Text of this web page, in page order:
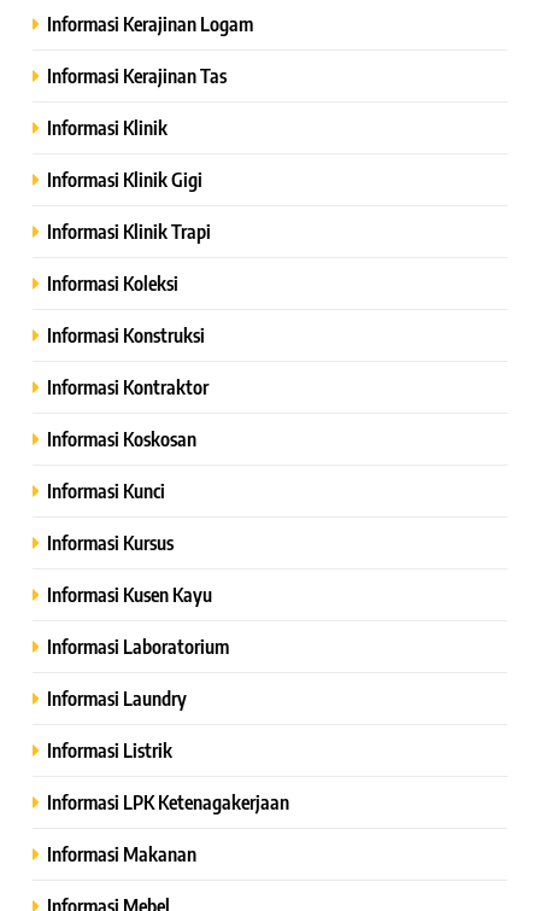
Informasi Kerajinan Logam
Informasi Kerajinan Tas
Informasi Klinik
Informasi Klinik Gigi
Informasi Klinik Trapi
Informasi Koleksi
Informasi Konstruksi
Informasi Kontraktor
Informasi Koskosan
Informasi Kunci
Informasi Kursus
Informasi Kusen Kayu
Informasi Laboratorium
Informasi Laundry
Informasi Listrik
Informasi LPK Ketenagakerjaan
Informasi Makanan
Informasi Mebel